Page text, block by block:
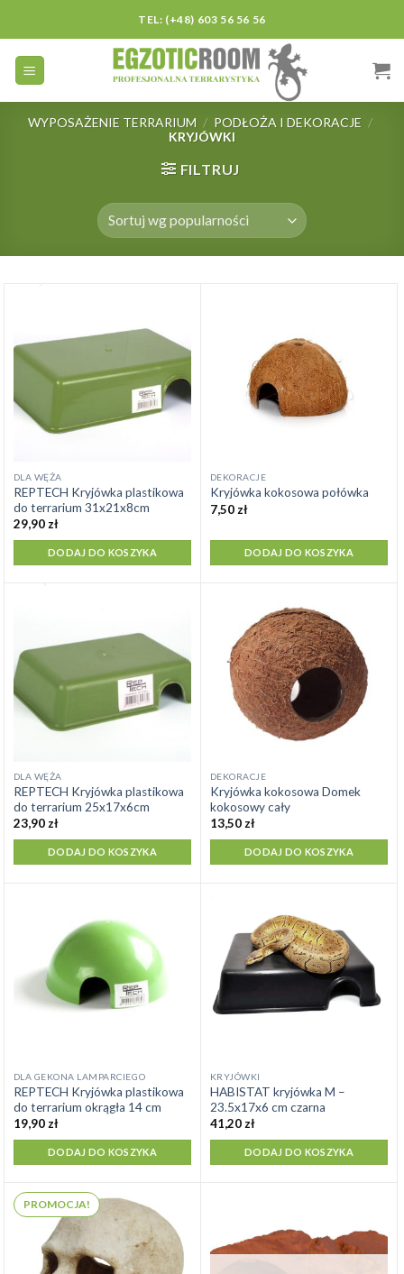
content
TEL: (+48) 603 56 56 56
WYPOSAŻENIE TERRARIUM / PODŁOŻA I DEKORACJE /
KRYJÓWKI
FILTRUJ
DLA WĘŻA
REPTECH Kryjówka plastikowa
do terrarium 31x21x8cm
29,90 zł
DODAJ DO KOSZYKA
DEKORACJE
Kryjówka kokosowa połówka
7,50 zł
DODAJ DO KOSZYKA
DLA WĘŻA
REPTECH Kryjówka plastikowa
do terrarium 25x17x6cm
23,90zł
DODAJ DO KOSZYKA
DEKORACJE
Kryjówka kokosowa Domek
kokosowy cały
13,50zł
DODAJ DO KOSZYKA
DLA GEKONA LAMPARCIEGO
REPTECH Kryjówka plastikowa
do terrarium okrągła 14 cm
19,90 zł
DODAJ DO KOSZYKA
KRYJÓWKI
HABISTAT kryjówka M –
23.5x17x6 cm czarna
41,20 zł
DODAJ DO KOSZYKA
PROMOCJA!